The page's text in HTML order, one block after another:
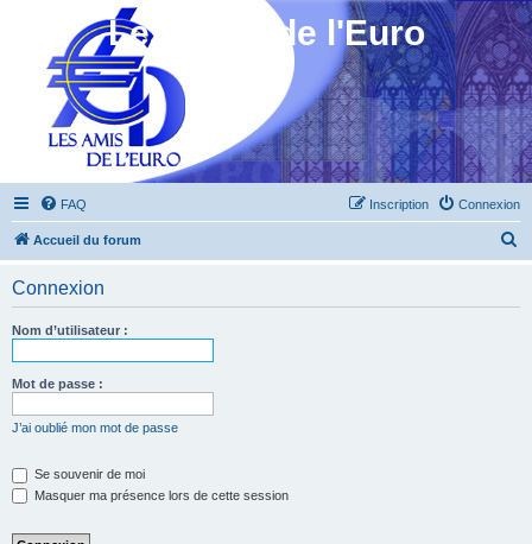
Les Amis de l'Euro
FAQ Connexion
Inscription
Accueil du forum
Connexion
Nom d’utilisateur :
Mot de passe :
J’ai oublié mon mot de passe
Se souvenir de moi
Masquer ma présence lors de cette session